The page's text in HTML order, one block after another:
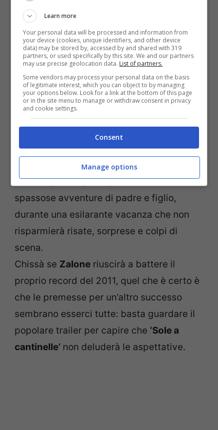
nonostante la mancanza di danaro.
Si dovrà dunque attendere il giorno
ottobreper scoprire quali saranno le
spassose avventure di padre e figlio,
durante una esilarante vacanza che non
risparmierà risate, sorprese e colpi di
scena.
Chissà se Zalone riuscirà a battere il
proprio record del 2011, quel che è certo è
che le premesse per un’altro successo
sembrano esserci tutte: basta guardare il
popolare trailer per capire che ‘Sole a
cantinelle’ non deluderà le aspettative.
Learn more
Your personal data will be processed and information from
your device (cookies, unique identifiers, and other device
data) may be stored by, accessed by and shared with 319
partners, or used specifically by this site. We and our partners
may use precise geolocation data. List of partners.
Some vendors may process your personal data on the basis
of legitimate interest, which you can object to by managing
your options below. Look for a link at the bottom of this page
or in the site menu to manage or withdraw consent in privacy
and cookie settings.
Consent
Manage options